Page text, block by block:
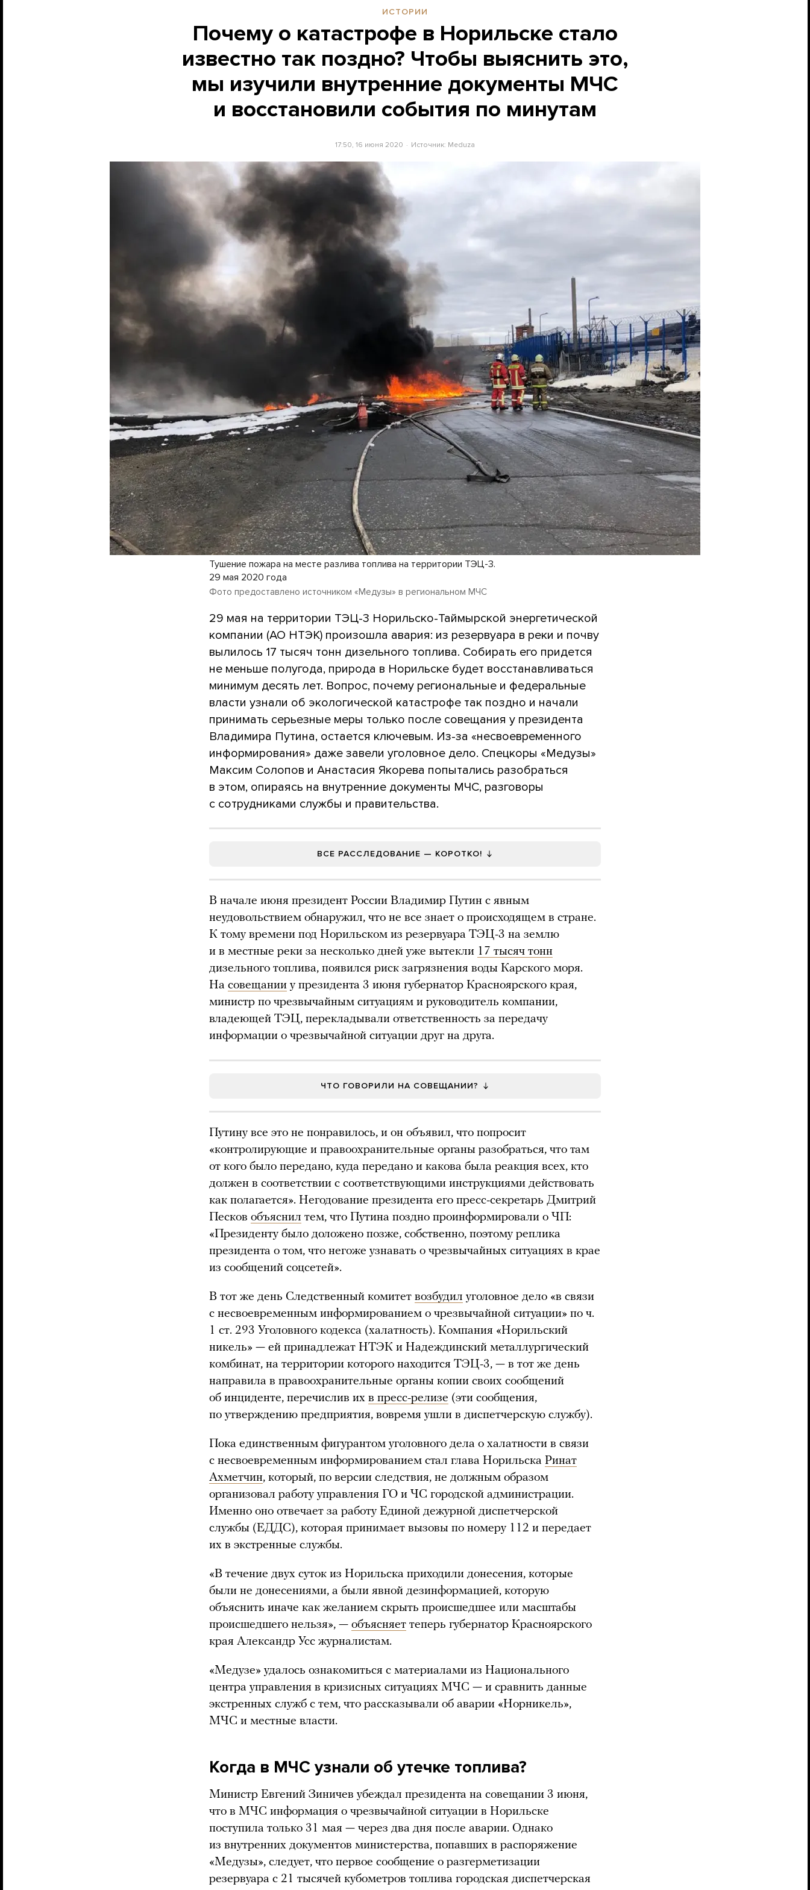
ИСТОРИИ
Почему о катастрофе в Норильске стало
известно так поздно? Чтобы выяснить это,
мы изучили внутренние документы МЧС
и восстановили события по минутам
17:50, 16 июня 2020 Источник: Meduza
Тушение пожара на месте разлива топлива на территории ТЭЦ-3.
29 мая 2020 года
Фото предоставлено источником «Медузы» в региональном МЧС
29 мая на территории ТЭЦ-3 Норильско-Таймырской энергетической
компании (АО НТЭК) произошла авария: из резервуара в реки и почву
вылилось 17 тысяч тонн дизельного топлива. Собирать его придется
не меньше полугода, природа в Норильске будет восстанавливаться
минимум десять лет. Вопрос, почему региональные и федеральные
власти узнали об экологической катастрофе так поздно и начали
принимать серьезные меры только после совещания у президента
Владимира Путина, остается ключевым. Из-за «несвоевременного
информирования» даже завели уголовное дело. Спецкоры «Медузы»
Максим Солопов и Анастасия Якорева попытались разобраться
в этом, опираясь на внутренние документы МЧС, разговоры
с сотрудниками службы и правительства.
ВСЕ РАССЛЕДОВАНИЕ — КОРОТКО!
В начале июня президент России Владимир Путин с явным
неудовольствием обнаружил, что не все знает о происходящем в стране.
К тому времени под Норильском из резервуара ТЭЦ-3 на землю
и в местные реки за несколько дней уже вытекли 17 тысяч тонн
дизельного топлива, появился риск загрязнения воды Карского моря.
На совещании у президента 3 июня губернатор Красноярского края,
министр по чрезвычайным ситуациям и руководитель компании,
владеющей ТЭЦ, перекладывали ответственность за передачу
информации о чрезвычайной ситуации друг на друга.
ЧТО ГОВОРИЛИ НА СОВЕЩАНИИ?
Путину все это не понравилось, и он объявил, что попросит
«контролирующие и правоохранительные органы разобраться, что там
от кого было передано, куда передано и какова была реакция всех, кто
должен в соответствии с соответствующими инструкциями действовать
как полагается». Негодование президента его пресс-секретарь Дмитрий
Песков объяснил тем, что Путина поздно проинформировали о ЧП:
«Президенту было доложено позже, собственно, поэтому реплика
президента о том, что негоже узнавать о чрезвычайных ситуациях в крае
из сообщений соцсетей».
В тот же день Следственный комитет возбудил уголовное дело «в связи
с несвоевременным информированием о чрезвычайной ситуации» по ч.
1 ст. 293 Уголовного кодекса (халатность). Компания «Норильский
никель» — ей принадлежат НТЭК и Надеждинский металлургический
комбинат, на территории которого находится ТЭЦ-3, — в тот же день
направила в правоохранительные органы копии своих сообщений
об инциденте, перечислив их в пресс-релизе (эти сообщения,
по утверждению предприятия, вовремя ушли в диспетчерскую службу).
Пока единственным фигурантом уголовного дела о халатности в связи
с несвоевременным информированием стал глава Норильска Ринат
Ахметчин, который, по версии следствия, не должным образом
организовал работу управления ГО и ЧС городской администрации.
Именно оно отвечает за работу Единой дежурной диспетчерской
службы (ЕДДС), которая принимает вызовы по номеру 112 и передает
их в экстренные службы.
«В течение двух суток из Норильска приходили донесения, которые
были не донесениями, а были явной дезинформацией, которую
объяснить иначе как желанием скрыть происшедшее или масштабы
происшедшего нельзя», — объясняет теперь губернатор Красноярского
края Александр Усс журналистам.
«Медузе» удалось ознакомиться с материалами из Национального
центра управления в кризисных ситуациях МЧС — и сравнить данные
экстренных служб с тем, что рассказывали об аварии «Норникель»,
МЧС и местные власти.
Когда в МЧС узнали об утечке топлива?
Министр Евгений Зиничев убеждал президента на совещании 3 июня,
что в МЧС информация о чрезвычайной ситуации в Норильске
поступила только 31 мая — через два дня после аварии. Однако
из внутренних документов министерства, попавших в распоряжение
«Медузы», следует, что первое сообщение о разгерметизации
резервуара с 21 тысячей кубометров топлива городская диспетчерская